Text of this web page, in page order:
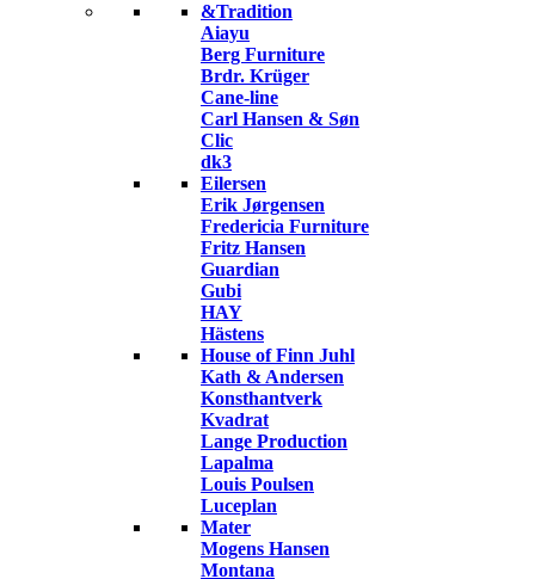
&Tradition
Aiayu
Berg Furniture
Brdr. Krüger
Cane-line
Carl Hansen & Søn
Clic
dk3
Eilersen
Erik Jørgensen
Fredericia Furniture
Fritz Hansen
Guardian
Gubi
HAY
Hästens
House of Finn Juhl
Kath & Andersen
Konsthantverk
Kvadrat
Lange Production
Lapalma
Louis Poulsen
Luceplan
Mater
Mogens Hansen
Montana